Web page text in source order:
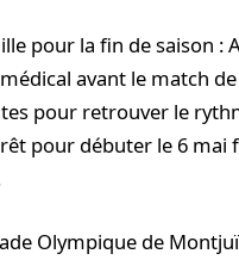
pour la fin de saison :
avant le match
pour retrouver le
pour débuter le 6 mai
Olympique de